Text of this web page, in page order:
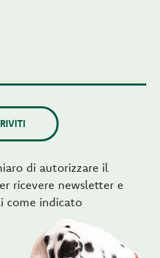
di autorizzare il
ricevere newsletter e
come indicato